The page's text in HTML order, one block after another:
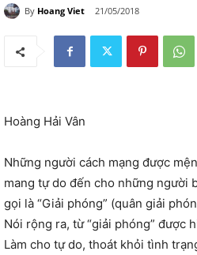
By Hoang Viet 21/05/2018
Hoàng Hải Vân
Những người cách mạng được
mang tự do đến cho những người
gọi là “Giải phóng” (quân giải
Nói rộng ra, từ “giải phóng” được
Làm cho tự do, thoát khỏi tình